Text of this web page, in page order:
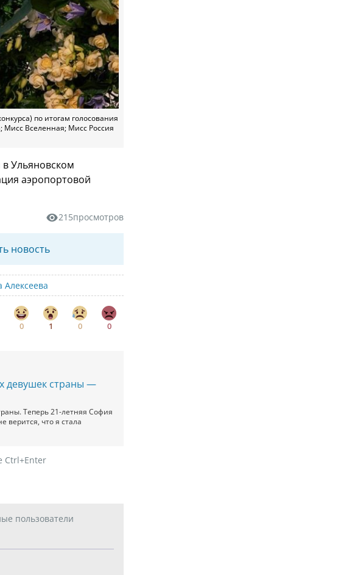
по итогам голосования
Вселенная; Мисс Россия
Ульяновском
аэропортовой
215просмотров
новость
Алексеева
0 1 0 0
девушек страны —
Теперь 21-летняя София
верится, что я стала
Ctrl+Enter
пользователи